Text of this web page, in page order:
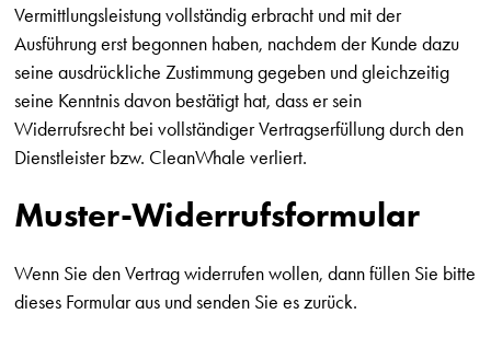
Vermittlungsleistung vollständig erbracht und mit der
Ausführung erst begonnen haben, nachdem der Kunde dazu
seine ausdrückliche Zustimmung gegeben und gleichzeitig
seine Kenntnis davon bestätigt hat, dass er sein
Widerrufsrecht bei vollständiger Vertragserfüllung durch den
Dienstleister bzw. CleanWhale verliert.
Muster-Widerrufsformular
Wenn Sie den Vertrag widerrufen wollen, dann füllen Sie bitte
dieses Formular aus und senden Sie es zurück.